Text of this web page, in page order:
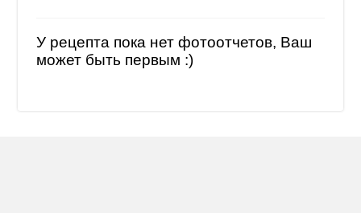
У рецепта пока нет фотоотчетов, Ваш
может быть первым :)